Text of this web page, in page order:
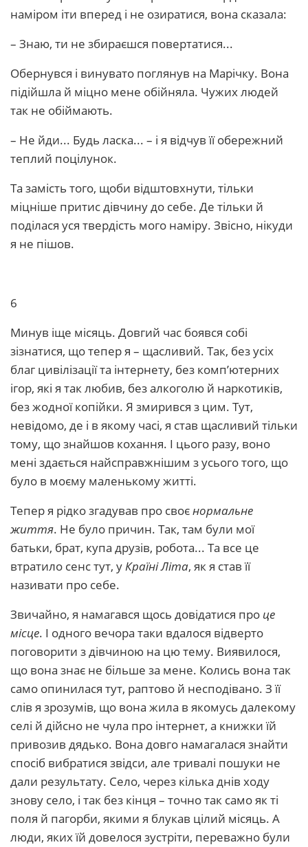
наміром іти вперед і не озиратися, вона сказала:
– Знаю, ти не збираєшся повертатися...
Обернувся і винувато поглянув на Марічку. Вона
підійшла й міцно мене обійняла. Чужих людей
так не обіймають.
– Не йди... Будь ласка... – і я відчув її обережний
теплий поцілунок.
Та замість того, щоби відштовхнути, тільки
міцніше притис дівчину до себе. Де тільки й
поділася уся твердість мого наміру. Звісно, нікуди
я не пішов.
6
Минув іще місяць. Довгий час боявся собі
зізнатися, що тепер я – щасливий. Так, без усіх
благ цивілізації та інтернету, без комп’ютерних
ігор, які я так любив, без алкоголю й наркотиків,
без жодної копійки. Я змирився з цим. Тут,
невідомо, де і в якому часі, я став щасливий тільки
тому, що знайшов кохання. І цього разу, воно
мені здається найсправжнішим з усього того, що
було в моєму маленькому житті.
Тепер я рідко згадував про своєнормальне
життя. Не було причин. Так, там були мої
батьки, брат, купа друзів, робота... Та все це
втратило сенс тут, уКраїні Літа, як я став її
називати про себе.
Звичайно, я намагався щось довідатися про це
місце. І одного вечора таки вдалося відверто
поговорити з дівчиною на цю тему. Виявилося,
що вона знає не більше за мене. Колись вона так
само опинилася тут, раптово й несподівано. З її
слів я зрозумів, що вона жила в якомусь далекому
селі й дійсно не чула про інтернет, а книжки їй
привозив дядько. Вона довго намагалася знайти
спосіб вибратися звідси, але тривалі пошуки не
дали результату. Село, через кілька днів ходу
знову село, і так без кінця – точно так само як ті
поля й пагорби, якими я блукав цілий місяць. А
люди, яких їй довелося зустріти, переважно були